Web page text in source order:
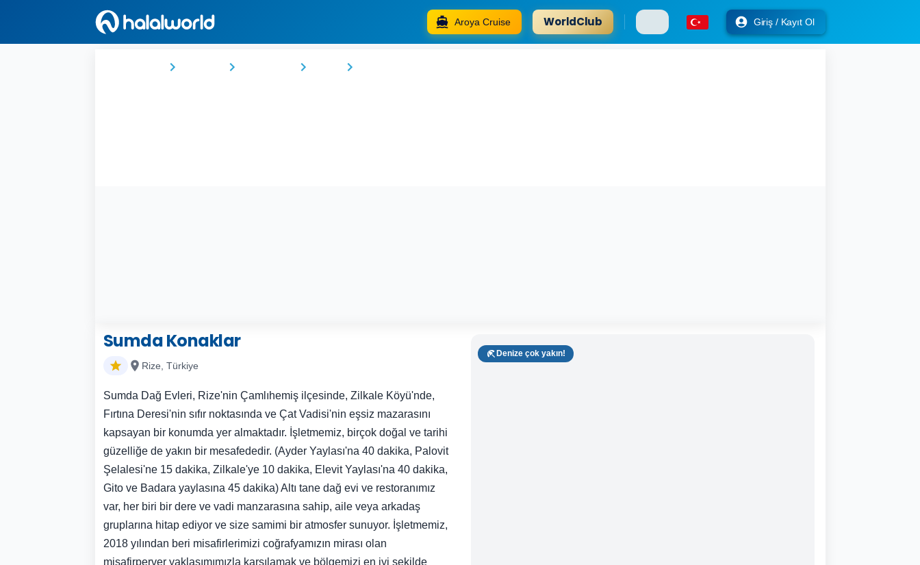
Aroya Cruise WorldClub Giriş / Kayıt Ol
Sumda Konaklar
Rize, Türkiye
Sumda Dağ Evleri, Rize'nin Çamlıhemiş ilçesinde, Zilkale Köyü'nde,
Fırtına Deresi'nin sıfır noktasında ve Çat Vadisi'nin eşsiz mazarasını
kapsayan bir konumda yer almaktadır. İşletmemiz, birçok doğal ve tarihi
güzelliğe de yakın bir mesafededir. (Ayder Yaylası'na 40 dakika, Palovit
Şelalesi'ne 15 dakika, Zilkale'ye 10 dakika, Elevit Yaylası'na 40 dakika,
Gito ve Badara yaylasına 45 dakika) Altı tane dağ evi ve restoranımız
var, her biri bir dere ve vadi manzarasına sahip, aile veya arkadaş
gruplarına hitap ediyor ve size samimi bir atmosfer sunuyor. İşletmemiz,
2018 yılından beri misafirlerimizi coğrafyamızın mirası olan
misafirperver yaklaşımımızla karşılamak ve bölgemizi en iyi şekilde
Denize çok yakın!